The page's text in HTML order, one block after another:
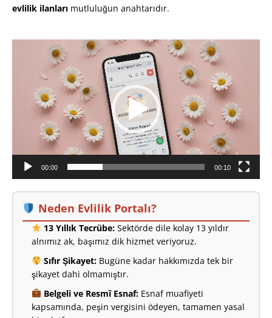
evlilik ilanları mutluluğun anahtarıdır.
00:00 00:10
Neden Evlilik Portalı?
13 Yıllık Tecrübe:Sektörde dile kolay 13 yıldır
alnımız ak, başımız dik hizmet veriyoruz.
Sıfır Şikayet:Bugüne kadar hakkımızda tek bir
şikayet dahi olmamıştır.
Belgeli ve Resmî Esnaf:Esnaf muafiyeti
kapsamında, peşin vergisini ödeyen, tamamen yasal